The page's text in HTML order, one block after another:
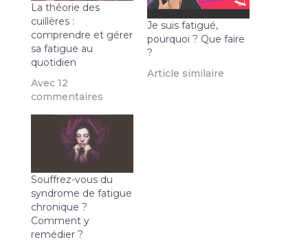
La théorie des
cuillères :
comprendre et gérer
sa fatigue au
quotidien
Avec 12
commentaires
Je suis fatigué,
pourquoi ? Que faire
?
Article similaire
Souffrez-vous du
syndrome de fatigue
chronique ?
Comment y
remédier ?